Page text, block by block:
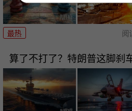
最热 阅
算了不打了？特朗普这脚刹